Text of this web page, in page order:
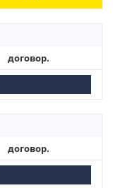
договор.
договор.